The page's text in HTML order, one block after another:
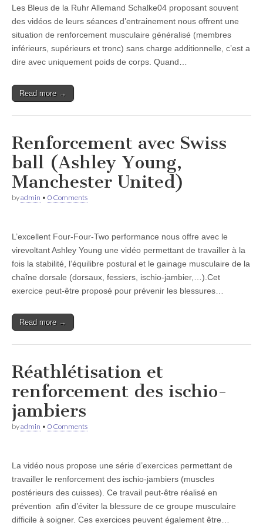
Les Bleus de la Ruhr Allemand Schalke04 proposant souvent
des vidéos de leurs séances d’entrainement nous offrent une
situation de renforcement musculaire généralisé (membres
inférieurs, supérieurs et tronc) sans charge additionnelle, c’est a
dire avec uniquement poids de corps. Quand…
Read more →
Renforcement avec Swiss
ball (Ashley Young,
Manchester United)
byadmin • 0 Comments
L’excellent Four-Four-Two performance nous offre avec le
virevoltant Ashley Young une vidéo permettant de travailler à la
fois la stabilité, l’équilibre postural et le gainage musculaire de la
chaîne dorsale (dorsaux, fessiers, ischio-jambier,…).Cet
exercice peut-être proposé pour prévenir les blessures…
Read more →
Réathlétisation et
renforcement des ischio-
jambiers
byadmin • 0 Comments
La vidéo nous propose une série d’exercices permettant de
travailler le renforcement des ischio-jambiers (muscles
postérieurs des cuisses). Ce travail peut-être réalisé en
prévention afin d’éviter la blessure de ce groupe musculaire
difficile à soigner. Ces exercices peuvent également être…